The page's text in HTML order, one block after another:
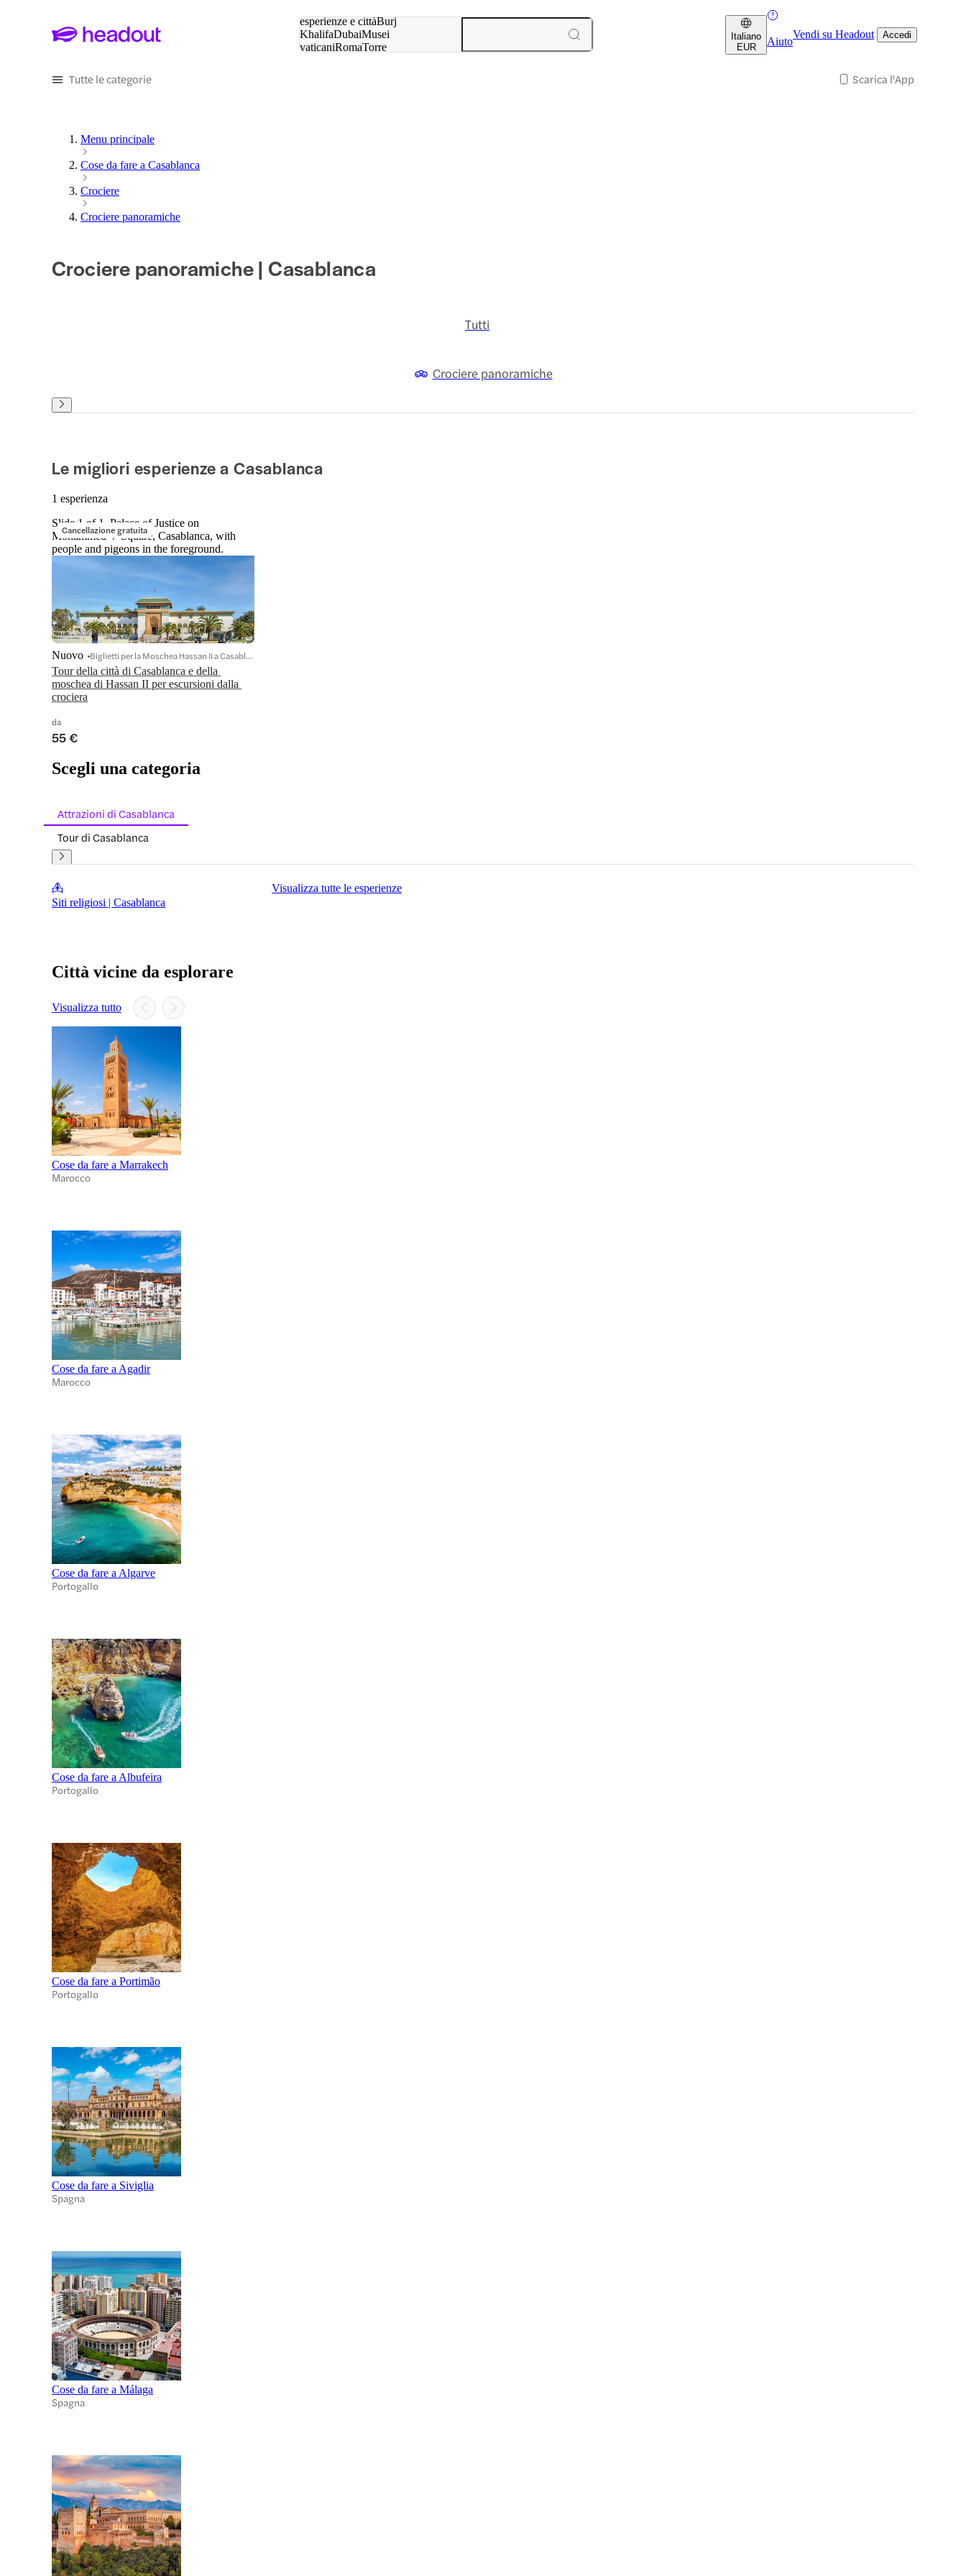
esperienze e cittàBurj
KhalifaDubaiMusei
vaticaniRomaTorre
Italiano
EUR
Aiuto
Vendi su Headout Accedi
Tutte le categorie Scarica l'App
Menu principale
Cose da fare a Casablanca
Crociere
Crociere panoramiche
Crociere panoramiche | Casablanca
Tutti
Crociere panoramiche
Le migliori esperienze a Casablanca
1 esperienza
Cancellazione gratuita
Slide 1 of 1, Palace of Justice on
Mohammed V Square, Casablanca, with
people and pigeons in the foreground.
Tour della città di Casablanca e della
moschea di Hassan II per escursioni dalla
crociera
Nuovo Biglietti per la Moschea Hassan II a Casablanca
da
55 €
Scegli una categoria
Attrazioni di Casablanca
Tour di Casablanca
Siti religiosi | Casablanca
Visualizza tutte le esperienze
Città vicine da esplorare
Visualizza tutto
Cose da fare a Marrakech
Marocco
Cose da fare a Agadir
Marocco
Cose da fare a Algarve
Portogallo
Cose da fare a Albufeira
Portogallo
Cose da fare a Portimão
Portogallo
Cose da fare a Siviglia
Spagna
Cose da fare a Málaga
Spagna